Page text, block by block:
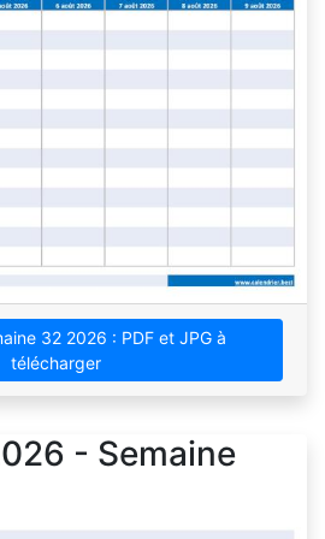
32 2026 : PDF et JPG à
télécharger
- Semaine